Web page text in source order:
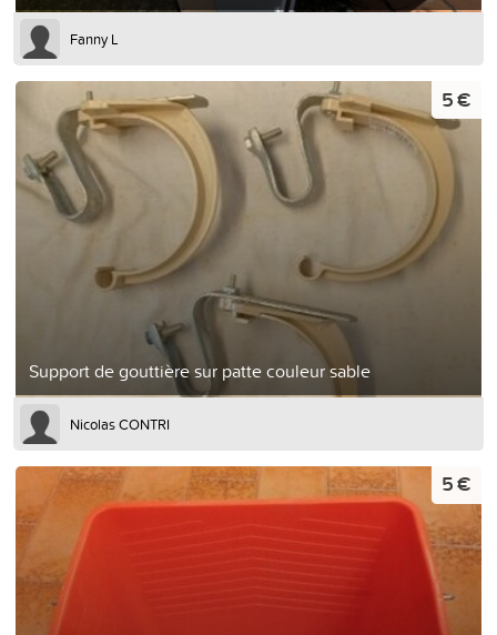
Fanny L
Support de gouttière sur patte couleur sable
5 €
Nicolas CONTRI
5 €